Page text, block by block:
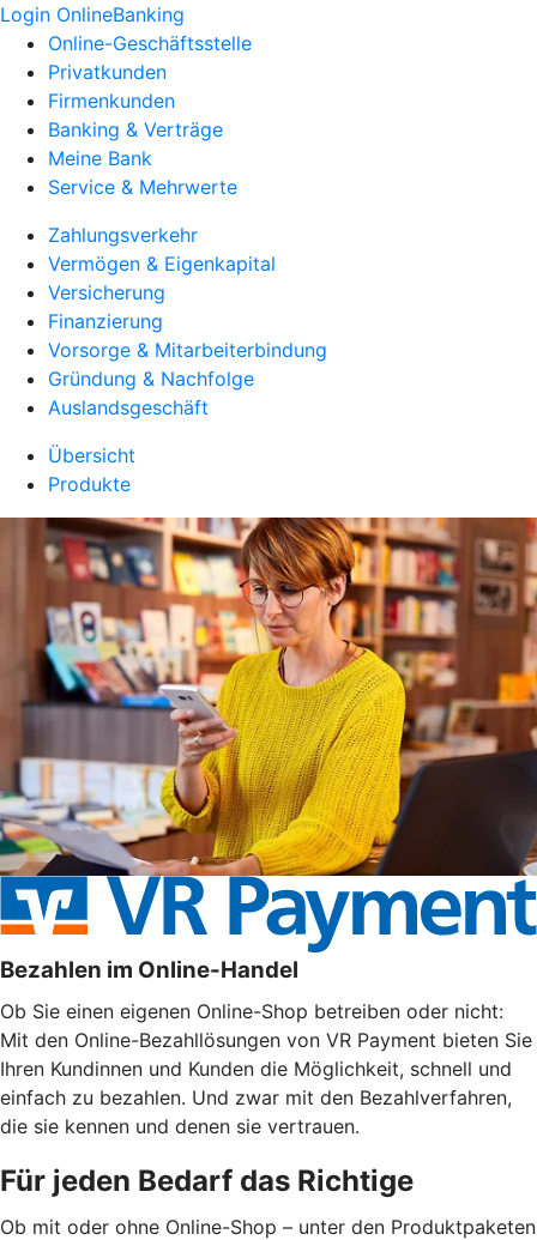
Login OnlineBanking
Online-Geschäftsstelle
Privatkunden
Firmenkunden
Banking & Verträge
Meine Bank
Service & Mehrwerte
Zahlungsverkehr
Vermögen & Eigenkapital
Versicherung
Finanzierung
Vorsorge & Mitarbeiterbindung
Gründung & Nachfolge
Auslandsgeschäft
Übersicht
Produkte
Bezahlen im Online-Handel
Ob Sie einen eigenen Online-Shop betreiben oder nicht:
Mit den Online-Bezahllösungen von VR Payment bieten Sie
Ihren Kundinnen und Kunden die Möglichkeit, schnell und
einfach zu bezahlen. Und zwar mit den Bezahlverfahren,
die sie kennen und denen sie vertrauen.
Für jeden Bedarf das Richtige
Ob mit oder ohne Online-Shop – unter den Produktpaketen